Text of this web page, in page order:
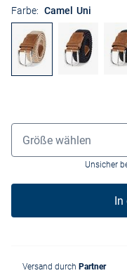
Farbe: Camel Uni
Größenauswahl
Größe wählen
Unsicher
In
Versand durch Partner